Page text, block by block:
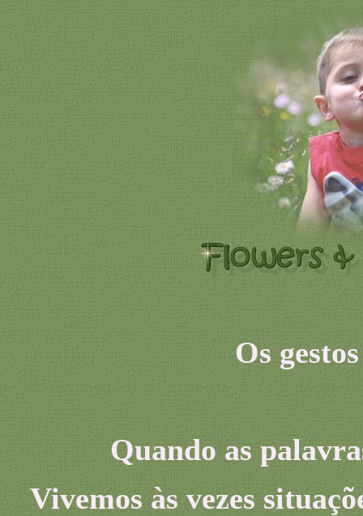
Os
Quando as
Vivemos às vezes